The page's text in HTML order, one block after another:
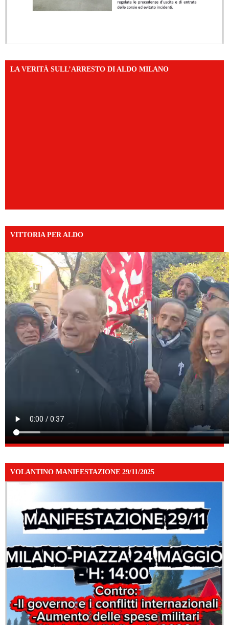
LA VERITÀ SULL’ARRESTO DI ALDO MILANO
VITTORIA PER ALDO
VOLANTINO MANIFESTAZIONE 29/11/2025